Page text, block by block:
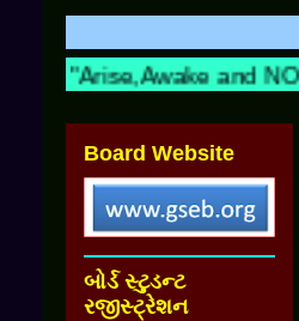
"Arise,Awake and
Board Website
બોર્ડ સ્ટુડન્ટ
રજીસ્ટ્રેશન